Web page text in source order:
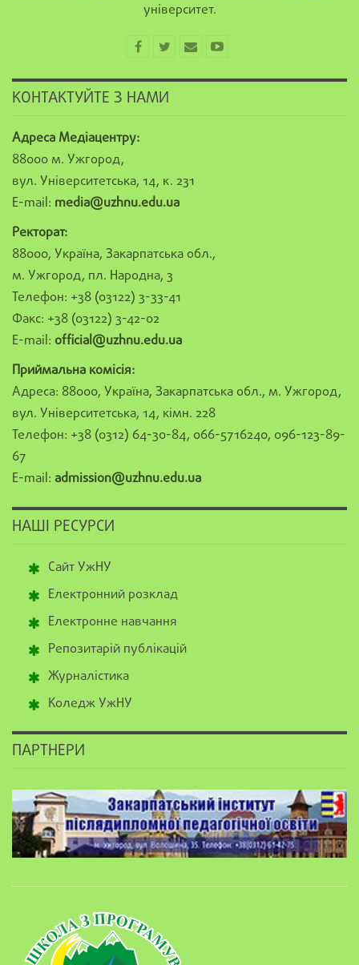
університет.
КОНТАКТУЙТЕ З НАМИ
Адреса Медіацентру:
88000 м. Ужгород,
вул. Університетська, 14, к. 231
E-mail: media@uzhnu.edu.ua
Ректорат:
88000, Україна, Закарпатська обл.,
м. Ужгород, пл. Народна, 3
Телефон: +38 (03122) 3-33-41
Факс: +38 (03122) 3-42-02
E-mail: official@uzhnu.edu.ua
Приймальна комісія:
Адреса: 88000, Україна, Закарпатська обл., м. Ужгород,
вул. Університетська, 14, кімн. 228
Телефон: +38 (0312) 64-30-84, 066-5716240, 096-123-89-
67
E-mail: admission@uzhnu.edu.ua
НАШІ РЕСУРСИ
Сайт УжНУ
Електронний розклад
Електронне навчання
Репозитарій публікацій
Журналістика
Коледж УжНУ
ПАРТНЕРИ